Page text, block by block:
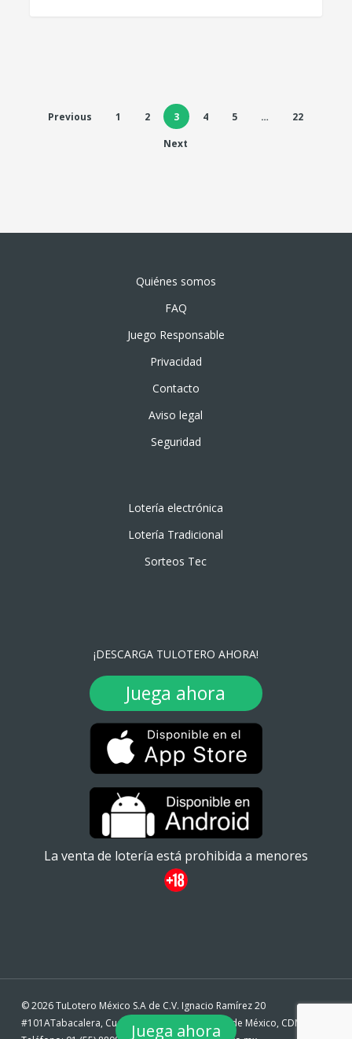
Previous 1 2 3 4 5 …
22
Next
Quiénes somos
FAQ
Juego Responsable
Privacidad
Contacto
Aviso legal
Seguridad
Lotería electrónica
Lotería Tradicional
Sorteos Tec
¡DESCARGA TULOTERO AHORA!
Juega ahora
La venta de lotería está prohibida a menores
© 2026 TuLotero México S.A de C.V. Ignacio Ramírez 20
#101ATabacalera, Cuauhtémoc, 06030 Ciudad de México, CDMX. -
Juega ahora